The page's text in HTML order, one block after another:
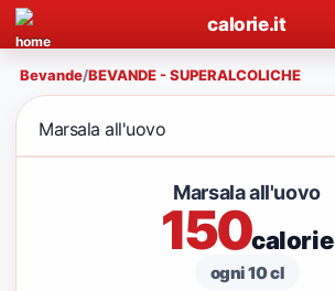
calorie.it
Bevande/BEVANDE - SUPERALCOLICHE
Marsala all'uovo
Marsala all'uovo
150calorie
ogni 10 cl